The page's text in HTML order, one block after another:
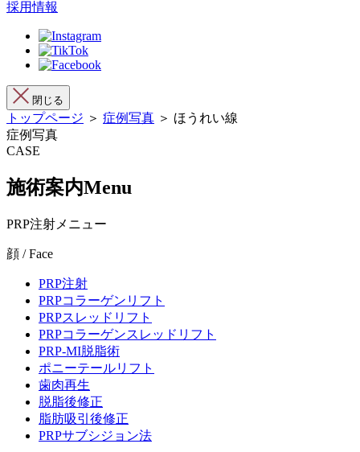
採用情報
閉じる
トップページ ＞ 症例写真 ＞ ほうれい線
症例写真
CASE
施術案内Menu
PRP注射メニュー
顔 / Face
PRP注射
PRPコラーゲンリフト
PRPスレッドリフト
PRPコラーゲンスレッドリフト
PRP-MI脱脂術
ポニーテールリフト
歯肉再生
脱脂後修正
脂肪吸引後修正
PRPサブシジョン法